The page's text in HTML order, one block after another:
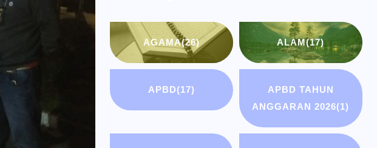
AGAMA(26) ALAM(17)
APBD(17)
APBD TAHUN
ANGGARAN 2026(1)